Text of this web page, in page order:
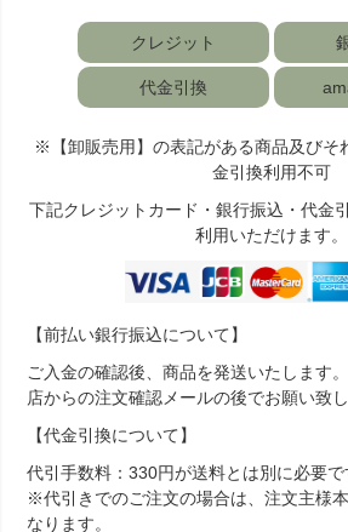
クレジット
代金引換
※【卸販売用】の表記がある商品及びそ
金引換利用不可
下記クレジットカード・銀行振込・代金
利用いただけます。
【前払い銀行振込について】
ご入金の確認後、商品を発送いたします
店からの注文確認メールの後でお願い致し
【代金引換について】
代引手数料：330円が送料とは別に必要で
※代引きでのご注文の場合は、注文主様
なります。